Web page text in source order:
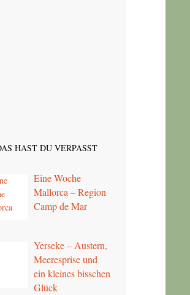
HAST DU VERPASST
Eine Woche
Mallorca – Region
Camp de Mar
Yerseke – Austern,
Meeresprise und
ein kleines bisschen
Glück